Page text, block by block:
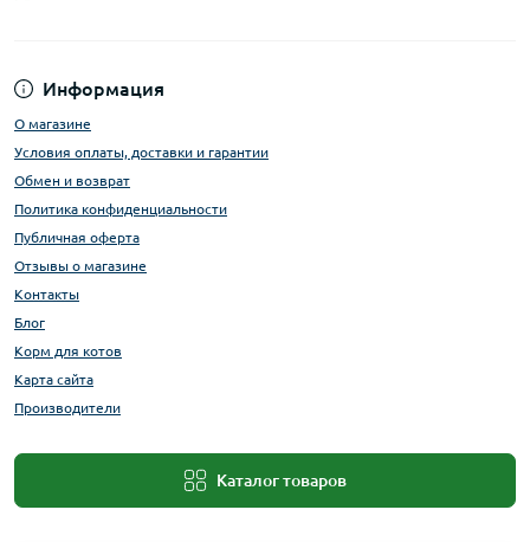
Информация
О магазине
Условия оплаты, доставки и гарантии
Обмен и возврат
Политика конфиденциальности
Публичная оферта
Отзывы о магазине
Контакты
Блог
Корм для котов
Карта сайта
Производители
Каталог товаров